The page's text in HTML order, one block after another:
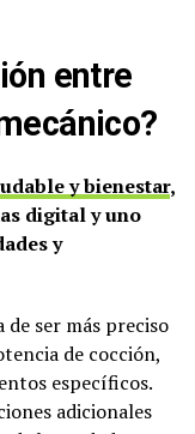
entre
y bienestar,
digital y uno
y
ser más preciso
de cocción,
específicos.
adicionales